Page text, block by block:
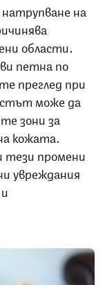
на
области.
петна по
преглед при
може да
зони за
кожата.
тези промени
увреждания